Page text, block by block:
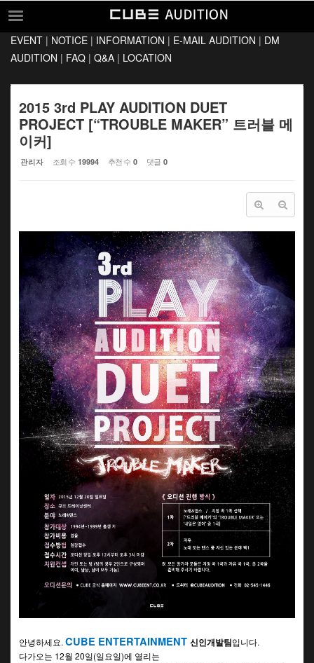
EVENT
INFORMATION
E-MAIL AUDITION
DM AUDITION
EVENT | NOTICE | INFORMATION | E-MAIL AUDITION | DM
AUDITION | FAQ | Q&A | LOCATION
2015 3rd PLAY AUDITION DUET
PROJECT [“TROUBLE MAKER” 트러블 메
이커]
관리자 조회 수 19994 추천 수 0 댓글 0
안녕하세요. CUBE ENTERTAINMENT 신인개발팀입니다.
다가오는 12월 20일(일요일)에 열리는